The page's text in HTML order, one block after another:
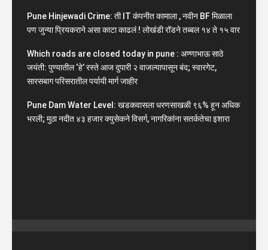
Pune Hinjewadi Crime: ती IT कंपनीत कामाला , नवीन BF मिळाला
पण जुन्या प्रियकराने असा काटा काढलं ! लोखंडी रॉडने तब्बल १४ ते १५ वार
Which roads are closed today in pune : अण्णाभाऊ साठे
जयंती: पुण्यातील ‘हे’ रस्ते आज दुपारी २ वाजल्यापासून बंद; स्वारगेट,
सारसबाग परिसरातील पर्यायी मार्ग जाहीर
Pune Dam Water Level: खडकवासला धरणसाखळी ९६% हून अधिक
भरली; मुठा नदीत ४३ हजार क्युसेकने विसर्ग, नागरिकांना सतर्कतेचा इशारा